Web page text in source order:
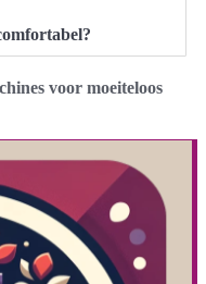
voor moeiteloos